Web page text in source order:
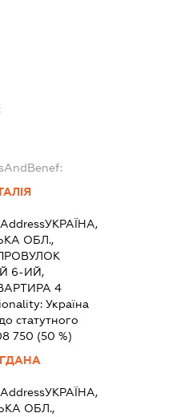
УКРАЇНА,
ОБЛ.,
6-ИЙ,
4
Україна
статутного
750 (50 %)
УКРАЇНА,
ОБЛ.,